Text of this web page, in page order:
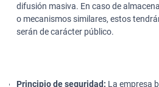
difusión masiva. En caso de
o mecanismos similares, estos
serán de carácter público.
Principio de seguridad: La empresa